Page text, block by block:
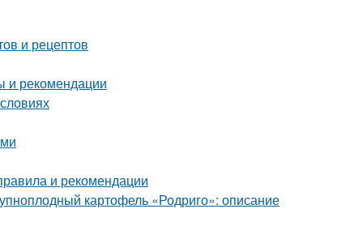
и рецептов
и рекомендации
и рекомендации
картофель «Родриго»: описание